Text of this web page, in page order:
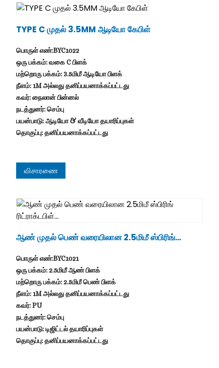
TYPE C முதல் 3.5MM ஆடியோ கேபிள்
பொருள் எண்:BYC1022
ஒரு பக்கம்: வகை C பிளக்
மற்றொரு பக்கம்: 3.5மிமீ ஆடியோ பிளக்
நீளம்: 1M அல்லது தனிப்பயனாக்கப்பட்டது
கவர்: நைலான் பின்னல்
நடத்துனர்: செம்பு
பயன்பாடு: ஆடியோ & வீடியோ தயாரிப்புகள்
தொகுப்பு: தனிப்பயனாக்கப்பட்டது
விசாரணை
ஆண் முதல் பெண் வரையிலான 2.5மிமீ ஸ்பிரிங்
பொருள் எண்:BYC1021
ஒரு பக்கம்: 2.5மிமீ ஆண் பிளக்
மற்றொரு பக்கம்: 2.5மிமீ பெண் பிளக்
நீளம்: 1M அல்லது தனிப்பயனாக்கப்பட்டது
கவர்: PU
நடத்துனர்: செம்பு
பயன்பாடு: டிஜிட்டல் தயாரிப்புகள்
தொகுப்பு: தனிப்பயனாக்கப்பட்டது